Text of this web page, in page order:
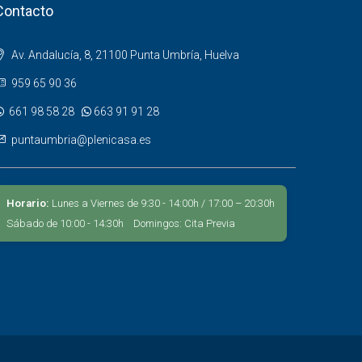
Av. Andalucía, 8, 21100 Punta Umbría, Huelva
959 65 90 36
661 98 58 28 663 91 91 28
puntaumbria@plenicasa.es
Horario: Lunes a Viernes de 9:30 - 14:00h / 17:00 – 20:30h
Sábado de 10:00 - 14:30h Domingos: Cita Previa